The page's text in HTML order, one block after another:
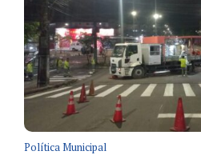
Política Municipal